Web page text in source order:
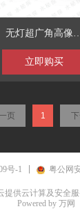
无灯超广角高像
泳池专用相机
立即购买
页 1
号-1 粤公网
提供云计算及安全
Powered by 万网